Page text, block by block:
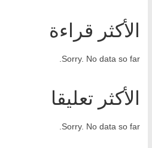
الأكثر قراءة
Sorry. No data so far.
الأكثر تعليقا
Sorry. No data so far.